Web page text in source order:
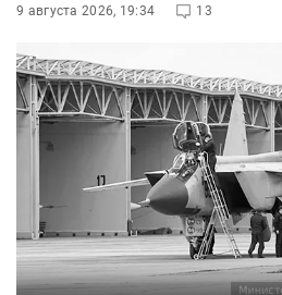
9 августа 2026, 19:34 13